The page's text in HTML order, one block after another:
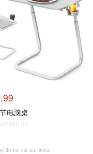
电脑桌
items via our links.